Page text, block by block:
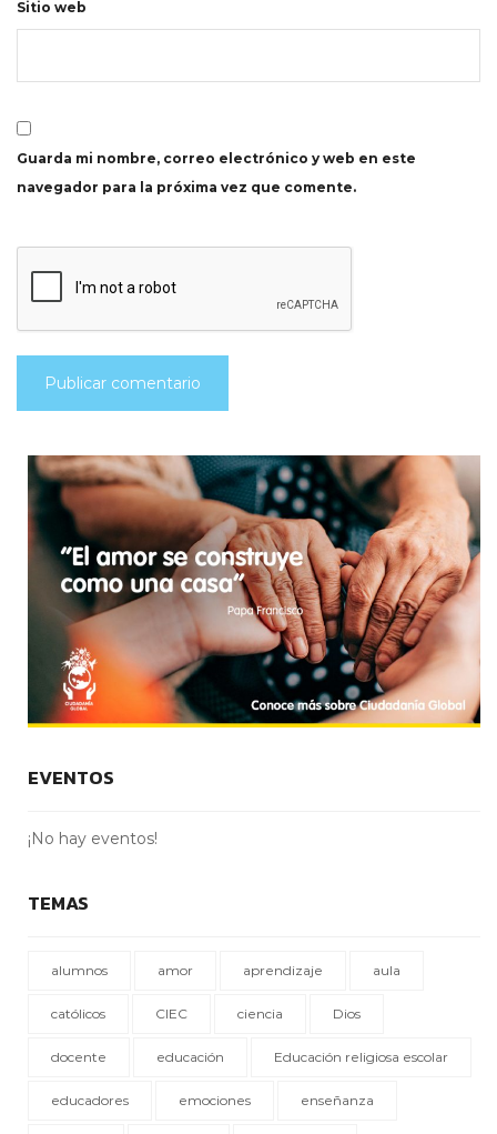
Sitio web
Guarda mi nombre, correo electrónico y web en este
navegador para la próxima vez que comente.
EVENTOS
¡No hay eventos!
TEMAS
alumnos amor aprendizaje aula
católicos CIEC ciencia Dios
docente educación Educación religiosa escolar
educadores emociones enseñanza